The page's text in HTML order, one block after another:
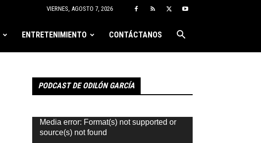
VIERNES, AGOSTO 7, 2026
ENTRETENIMIENTO CONTÁCTANOS
PODCAST DE ODILÓN GARCÍA
Reproductor
de
Media error: Format(s) not supported or
source(s) not found